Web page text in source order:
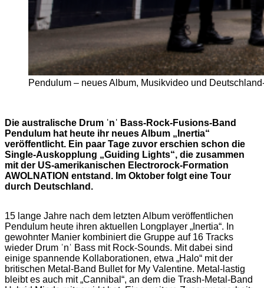
Pendulum – neues Album, Musikvideo und
Die australische Drum ˈnˈ Bass-Rock-Fusions-Band
Pendulum hat heute ihr neues Album „Inertia“
veröffentlicht. Ein paar Tage zuvor erschien schon die
Single-Auskopplung „Guiding Lights“, die zusammen
mit der US-amerikanischen Electrorock-Formation
AWOLNATION entstand. Im Oktober folgt eine Tour
durch Deutschland.
15 lange Jahre nach dem letzten Album veröffentlichen
Pendulum heute ihren aktuellen Longplayer „Inertia“. In
gewohnter Manier kombiniert die Gruppe auf 16 Tracks
wieder Drum ˈnˈ Bass mit Rock-Sounds. Mit dabei sind
einige spannende Kollaborationen, etwa „Halo“ mit der
britischen Metal-Band Bullet for My Valentine. Metal-lastig
bleibt es auch mit „Cannibal“, an dem die Trash-Metal-Band